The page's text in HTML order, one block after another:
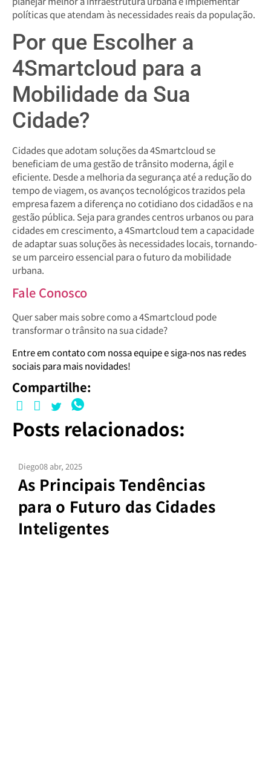
políticas que atendam às necessidades reais da população.
Por que Escolher a
4Smartcloud para a
Mobilidade da Sua
Cidade?
Cidades que adotam soluções da 4Smartcloud se
beneficiam de uma gestão de trânsito moderna, ágil e
eficiente. Desde a melhoria da segurança até a redução do
tempo de viagem, os avanços tecnológicos trazidos pela
empresa fazem a diferença no cotidiano dos cidadãos e na
gestão pública. Seja para grandes centros urbanos ou para
cidades em crescimento, a 4Smartcloud tem a capacidade
de adaptar suas soluções às necessidades locais, tornando-
se um parceiro essencial para o futuro da mobilidade
urbana.
Fale Conosco
Quer saber mais sobre como a 4Smartcloud pode
transformar o trânsito na sua cidade?
Entre em contato com nossa equipe e siga-nos nas redes
sociais para mais novidades!
Compartilhe:
Posts relacionados:
Diego08 abr, 2025
As Principais Tendências
para o Futuro das Cidades
Inteligentes